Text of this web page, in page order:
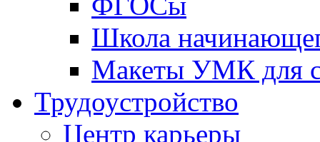
Школа
Макеты УМК для
Трудоустройство
Центр карьеры